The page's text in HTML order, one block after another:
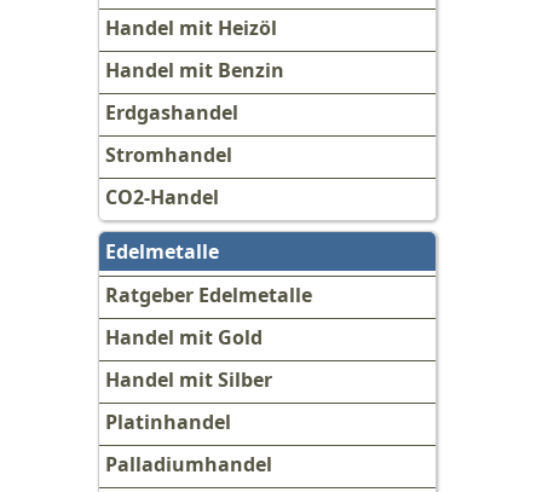
Handel mit Heizöl
Handel mit Benzin
Erdgashandel
Stromhandel
CO2-Handel
Edelmetalle
Ratgeber Edelmetalle
Handel mit Gold
Handel mit Silber
Platinhandel
Palladiumhandel